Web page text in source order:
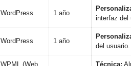
WordPress 1 año
interfaz del
WordPress 1 año
del usuario.
WPML (Web
Técnica: